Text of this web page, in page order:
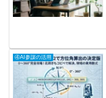
④AI参謀の活用